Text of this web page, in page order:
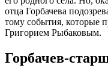
отца Горбачева
тому события, которые
Григорием Рыбаковым.
Горбачев-